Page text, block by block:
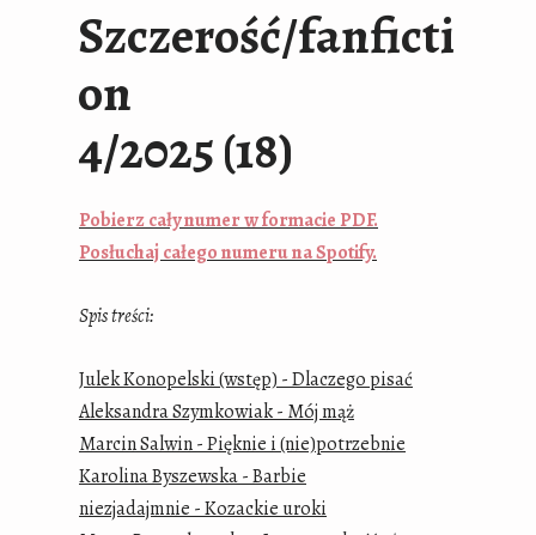
Szczerość/fanficti
on
4/2025 (18)
Pobierz cały numer w formacie PDF.
Posłuchaj całego numeru na Spotify.
Spis treści:
Julek Konopelski (wstęp) - Dlaczego pisać
Aleksandra Szymkowiak - Mój mąż
Marcin Salwin - Pięknie i (nie)potrzebnie
Karolina Byszewska - Barbie
niezjadajmnie - Kozackie uroki